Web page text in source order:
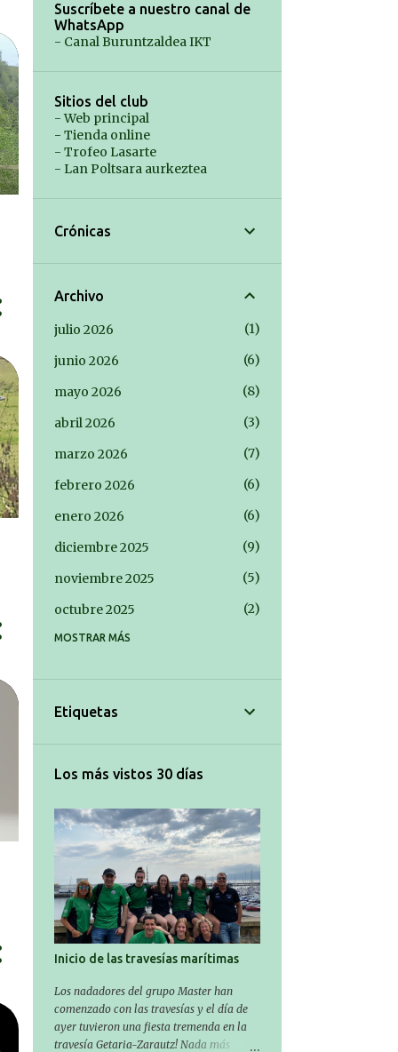
Suscríbete a nuestro canal de
WhatsApp
- Canal Buruntzaldea IKT
Sitios del club
- Web principal
- Tienda online
- Trofeo Lasarte
- Lan Poltsara aurkeztea
Crónicas
Archivo
julio 2026
1
junio 2026
6
mayo 2026
8
abril 2026
3
marzo 2026
7
febrero 2026
6
enero 2026
6
diciembre 2025
9
noviembre 2025
5
octubre 2025
2
septiembre 2025
junio 2025
abril 2025
febrero 2025
11
enero 2025
11
diciembre 2024
7
noviembre 2024
7
octubre 2024
septiembre 2024
agosto 2024
julio 2024
MOSTRAR MÁS
Etiquetas
Los más vistos 30 días
Inicio de las travesías marítimas
Los nadadores del grupo Master han
comenzado con las travesías y el día de
ayer tuvieron una fiesta tremenda en la
travesía Getaria-Zarautz! Nada más